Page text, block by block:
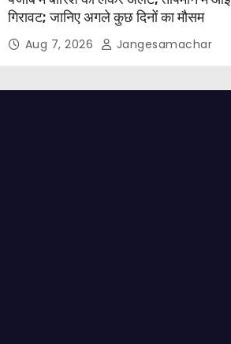
गिरावट; जानिए अगले कुछ दिनों का मौसम
Aug 7, 2026 Jangesamachar